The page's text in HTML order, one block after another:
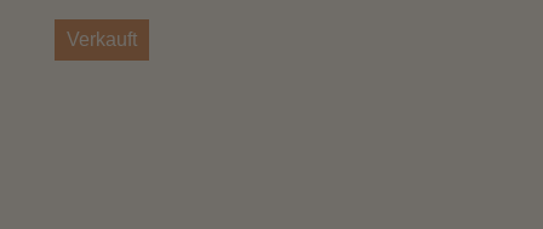
Verkauft